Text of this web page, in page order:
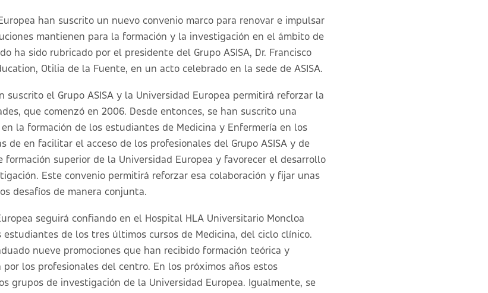
han suscrito un nuevo convenio marco para renovar e impulsar
mantienen para la formación y la investigación en el ámbito de
ha sido rubricado por el presidente del Grupo ASISA, Dr. Francisco
Otilia de la Fuente, en un acto celebrado en la sede de ASISA.
suscrito el Grupo ASISA y la Universidad Europea permitirá reforzar la
que comenzó en 2006. Desde entonces, se han suscrito una
la formación de los estudiantes de Medicina y Enfermería en los
de en facilitar el acceso de los profesionales del Grupo ASISA y de
formación superior de la Universidad Europea y favorecer el desarrollo
Este convenio permitirá reforzar esa colaboración y fijar unas
desafíos de manera conjunta.
seguirá confiando en el Hospital HLA Universitario Moncloa
de los tres últimos cursos de Medicina, del ciclo clínico.
nueve promociones que han recibido formación teórica y
los profesionales del centro. En los próximos años estos
grupos de investigación de la Universidad Europea. Igualmente, se